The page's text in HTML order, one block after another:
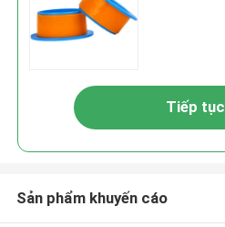
Tiếp tục
Sản phẩm khuyến cáo